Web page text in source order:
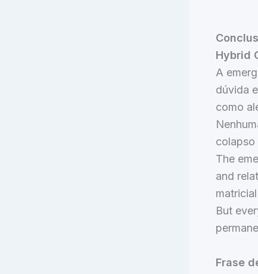
Hybrid
A
dúvida
como
colapso
The
and
But
Frase